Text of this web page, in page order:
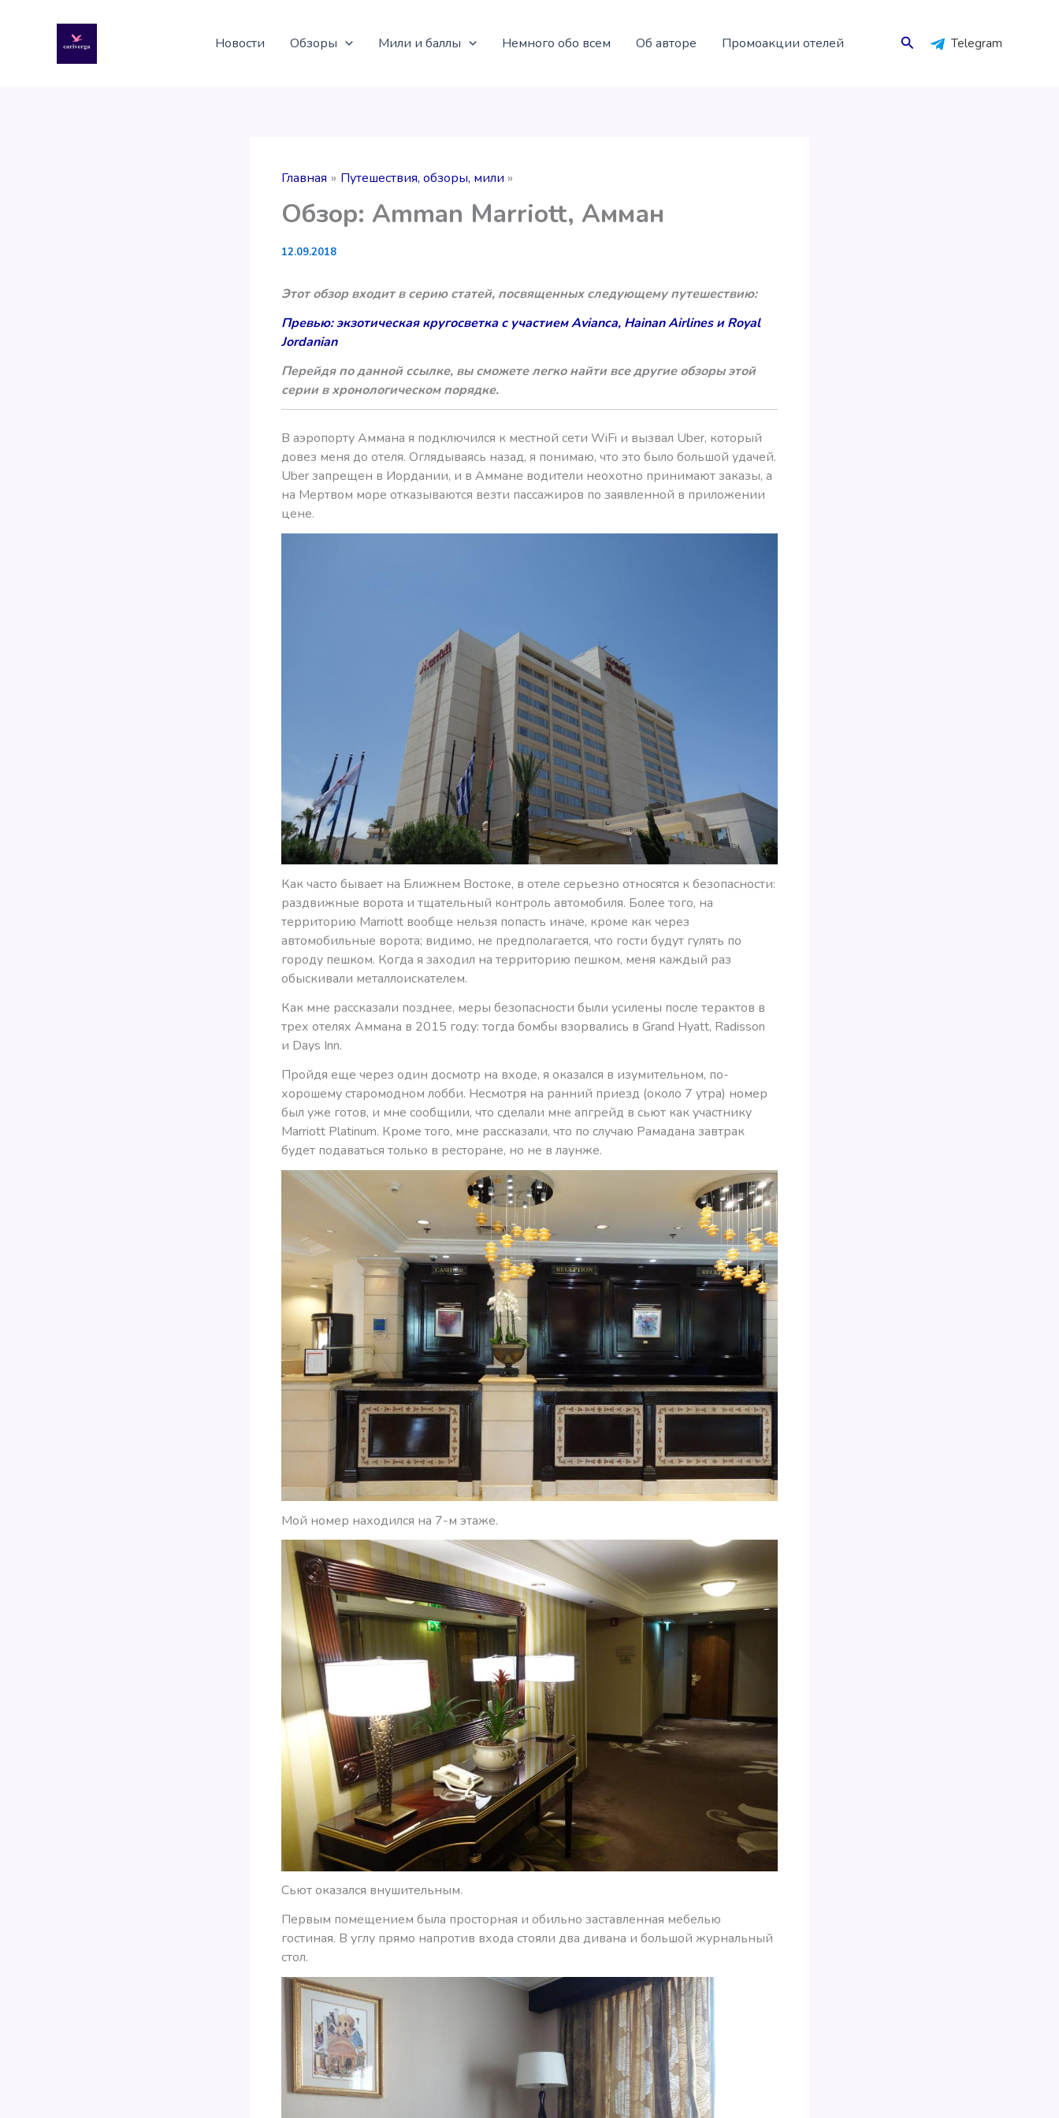
содержимому
Новости Обзоры Мили и баллы Немного обо всем Об авторе Промоакции отелей Поиск Telegram
Главная Путешествия, обзоры, мили
Обзор: Amman Marriott, Амман
12.09.2018
Этот обзор входит в серию статей, посвященных следующему путешествию:
Превью: экзотическая кругосветка с участием Avianca, Hainan Airlines и Royal
Jordanian
Перейдя по данной ссылке, вы сможете легко найти все другие обзоры этой
серии в хронологическом порядке.
В аэропорту Аммана я подключился к местной сети WiFi и вызвал Uber, который
довез меня до отеля. Оглядываясь назад, я понимаю, что это было большой удачей.
Uber запрещен в Иордании, и в Аммане водители неохотно принимают заказы, а
на Мертвом море отказываются везти пассажиров по заявленной в приложении
цене.
Как часто бывает на Ближнем Востоке, в отеле серьезно относятся к безопасности:
раздвижные ворота и тщательный контроль автомобиля. Более того, на
территорию Marriott вообще нельзя попасть иначе, кроме как через
автомобильные ворота; видимо, не предполагается, что гости будут гулять по
городу пешком. Когда я заходил на территорию пешком, меня каждый раз
обыскивали металлоискателем.
Как мне рассказали позднее, меры безопасности были усилены после терактов в
трех отелях Аммана в 2015 году: тогда бомбы взорвались в Grand Hyatt, Radisson
и Days Inn.
Пройдя еще через один досмотр на входе, я оказался в изумительном, по-
хорошему старомодном лобби. Несмотря на ранний приезд (около 7 утра) номер
был уже готов, и мне сообщили, что сделали мне апгрейд в сьют как участнику
Marriott Platinum. Кроме того, мне рассказали, что по случаю Рамадана завтрак
будет подаваться только в ресторане, но не в лаунже.
Мой номер находился на 7-м этаже.
Сьют оказался внушительным.
Первым помещением была просторная и обильно заставленная мебелью
гостиная. В углу прямо напротив входа стояли два дивана и большой журнальный
стол.